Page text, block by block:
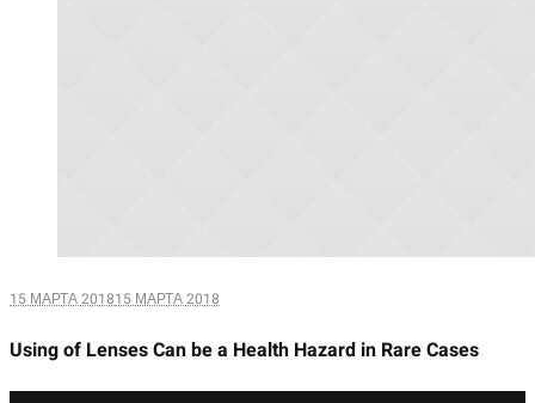
15 МАРТА 201815 МАРТА 2018
Using of Lenses Can be a Health Hazard in Rare Cases